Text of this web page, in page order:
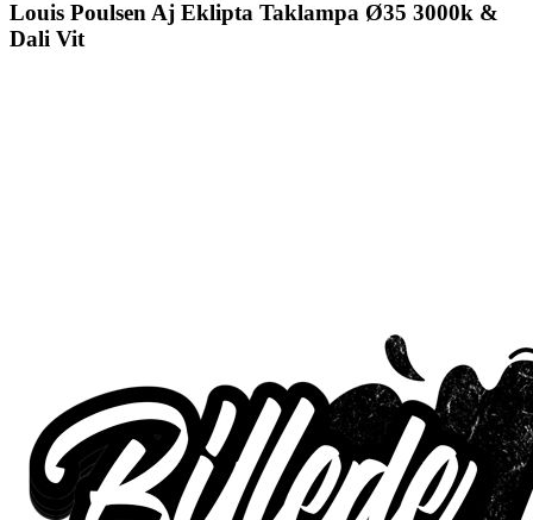
Louis Poulsen Aj Eklipta Taklampa Ø35 3000k &
Dali Vit